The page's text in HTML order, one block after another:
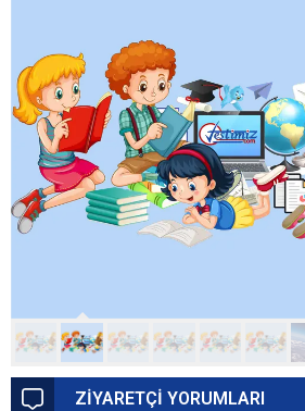
ZİYARETÇİ YORUMLARI